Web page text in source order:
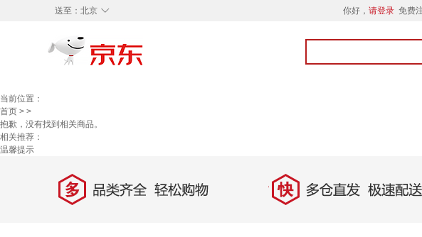
◇
送至： 北京 你好， 请登录 免费
当前位置：
首页 > >
抱歉，没有找到相关商品。
相关推荐：
温馨提示
多 品类齐全，轻松购物 快 多仓直发，极速配送